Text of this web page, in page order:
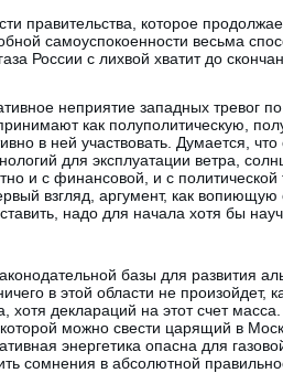
правительства, которое
самоуспокоенности весьма
России с лихвой хватит до
неприятие западных тревог
как полуполитическую,
в ней участвовать. Думается,
для эксплуатации ветра,
и с финансовой, и с политической
взгляд, аргумент, как вопиющую
надо для начала хотя бы
базы для развития
в этой области не произойдет,
деклараций на этот счет
можно свести царящий в
энергетика опасна для
сомнения в абсолютной